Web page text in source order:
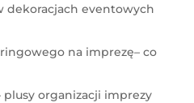
dekoracjach eventowych
na imprezę– co
organizacji imprezy